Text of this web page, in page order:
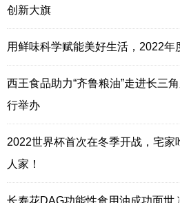
创新大旗
用鲜味科学赋能美好生活，2022年
西王食品助力“齐鲁粮油”走进长三
行举办
2022世界杯首次在冬季开战，宅
人家！
长寿花DAG功能性食用油成功面世